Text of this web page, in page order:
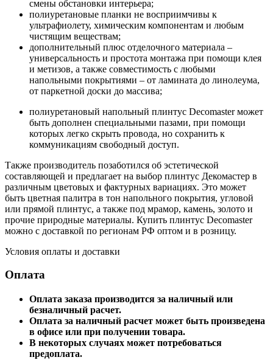
смены обстановки интерьера;
полиуретановые планки не восприимчивы к
ультрафиолету, химическим компонентам и любым
чистящим веществам;
дополнительный плюс отделочного материала –
универсальность и простота монтажа при помощи клея
и метизов, а также совместимость с любыми
напольными покрытиями – от ламината до линолеума,
от паркетной доски до массива;
полиуретановый напольный плинтус Decomaster может
быть дополнен специальными пазами, при помощи
которых легко скрыть провода, но сохранить к
коммуникациям свободный доступ.
Также производитель позаботился об эстетической
составляющей и предлагает на выбор плинтус Декомастер в
различным цветовых и фактурных вариациях. Это может
быть цветная палитра в тон напольного покрытия, угловой
или прямой плинтус, а также под мрамор, камень, золото и
прочие природные материалы. Купить плинтус Decomaster
можно с доставкой по регионам РФ оптом и в розницу.
Условия оплаты и доставки
Оплата
Оплата заказа производится за наличный или
безналичный расчет.
Оплата за наличный расчет может быть произведена
в офисе или при получении товара.
В некоторых случаях может потребоваться
предоплата.